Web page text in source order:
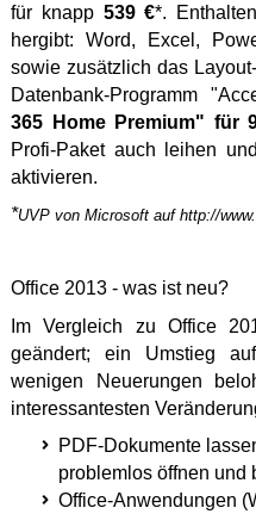
für knapp539 €*.
hergibt: Word, Excel,
sowie zusätzlich das
Datenbank-Programm
365 Home Premium" für
Profi-Paket auch leihen
aktivieren.
*UVP von Microsoft auf http://
Office 2013 - was ist neu?
Im Vergleich zu Office
geändert; ein Umstieg
wenigen Neuerungen
interessantesten
PDF-Dokumente
problemlos öffnen und
Office-Anwendungen